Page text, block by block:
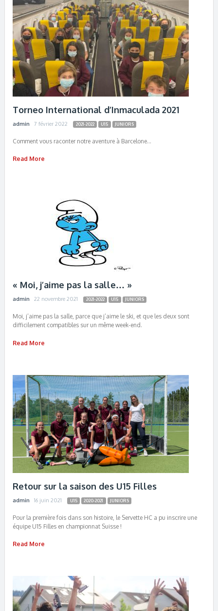
Torneo International d’Inmaculada 2021
admin 7 février 2022 2021-2022 U15 JUNIORS
Comment vous raconter notre aventure à Barcelone…
Read More
« Moi, j’aime pas la salle… »
admin 22 novembre 2021 2021-2022 U15 JUNIORS
Moi, j’aime pas la salle, parce que j’aime le ski, et que les deux sont
difficilement compatibles sur un même week-end.
Read More
Retour sur la saison des U15 Filles
admin 16 juin 2021 U15 2020-2021 JUNIORS
Pour la première fois dans son histoire, le Servette HC a pu inscrire une
équipe U15 Filles en championnat Suisse !
Read More